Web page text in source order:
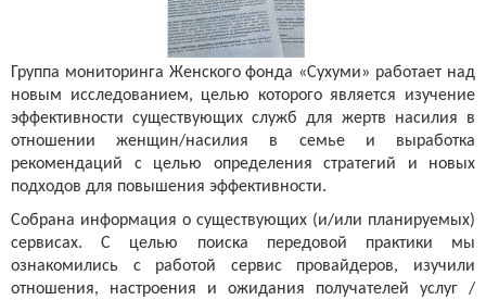
Группа мониторинга Женского фонда «Сухуми» работает над
новым исследованием, целью которого является изучение
эффективности существующих служб для жертв насилия в
отношении женщин/насилия в семье и выработка
рекомендаций с целью определения стратегий и новых
подходов для повышения эффективности.
Собрана информация о существующих (и/или планируемых)
сервисах. С целью поиска передовой практики мы
ознакомились с работой сервис провайдеров, изучили
отношения, настроения и ожидания получателей услуг /